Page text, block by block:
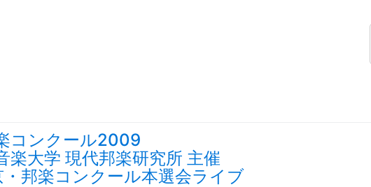
コンクール2009
楽大学 現代邦楽研究所 主催
邦楽コンクール本選会ライブ